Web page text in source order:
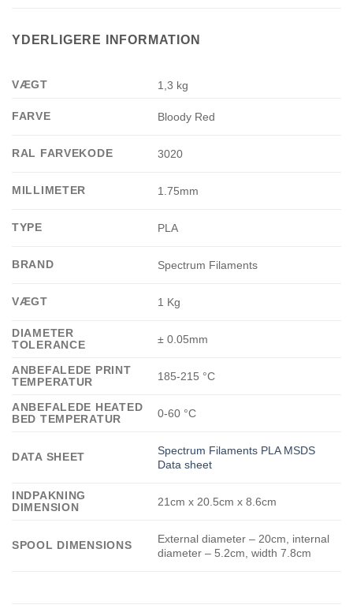
YDERLIGERE INFORMATION
VÆGT 1,3 kg
FARVE Bloody Red
RAL FARVEKODE 3020
MILLIMETER 1.75mm
TYPE PLA
BRAND Spectrum Filaments
VÆGT 1 Kg
DIAMETER
TOLERANCE
± 0.05mm
ANBEFALEDE PRINT
TEMPERATUR
185-215 °C
ANBEFALEDE HEATED
BED TEMPERATUR
0-60 °C
DATA SHEET
Spectrum Filaments PLA MSDS
Data sheet
INDPAKNING
DIMENSION
21cm x 20.5cm x 8.6cm
SPOOL DIMENSIONS
External diameter – 20cm, internal
diameter – 5.2cm, width 7.8cm